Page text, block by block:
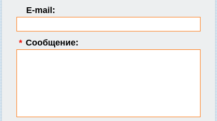
E-mail:
* Сообщение: